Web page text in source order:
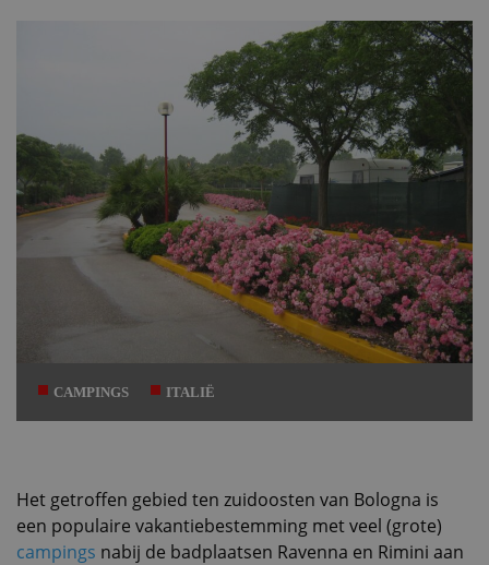
CAMPINGS ITALIË
Het getroffen gebied ten zuidoosten van Bologna is
een populaire vakantiebestemming met veel (grote)
campings nabij de badplaatsen Ravenna en Rimini aan